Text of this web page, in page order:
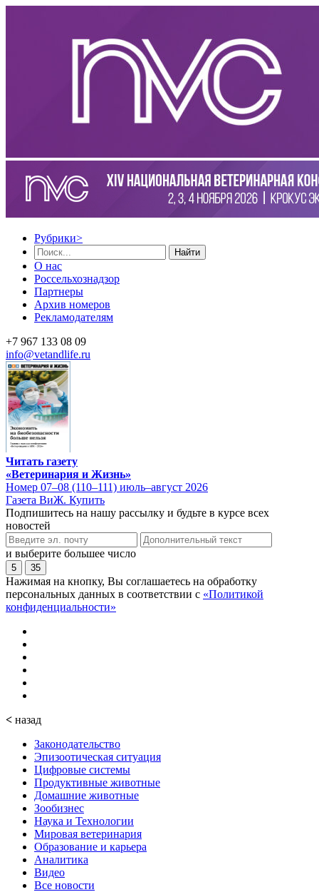
Рубрики>
Найти
О нас
Россельхознадзор
Партнеры
Архив номеров
Рекламодателям
+7 967 133 08 09
info@vetandlife.ru
Читать газету
«Ветеринария и Жизнь»
Номер 07–08 (110–111) июль–август 2026
Газета ВиЖ. Купить
Подпишитесь на нашу рассылку и будьте в курсе всех
новостей
и выберите большее число
5 35
Нажимая на кнопку, Вы соглашаетесь на обработку
персональных данных в соответствии с «Политикой
конфиденциальности»
< назад
Законодательство
Эпизоотическая ситуация
Цифровые системы
Продуктивные животные
Домашние животные
Зообизнес
Наука и Технологии
Мировая ветеринария
Образование и карьера
Аналитика
Видео
Все новости